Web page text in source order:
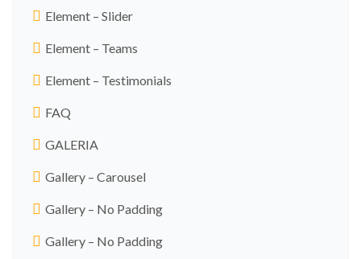
Element – Slider
Element – Teams
Element – Testimonials
FAQ
GALERIA
Gallery – Carousel
Gallery – No Padding
Gallery – No Padding